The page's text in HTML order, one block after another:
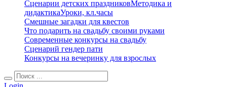
Сценарии детских праздниковМетодика и
дидактикаУроки, кл.часы
Смешные загадки для квестов
Что подарить на свадьбу своими руками
Современные конкурсы на свадьбу
Сценарий гендер пати
Конкурсы на вечеринку для взрослых